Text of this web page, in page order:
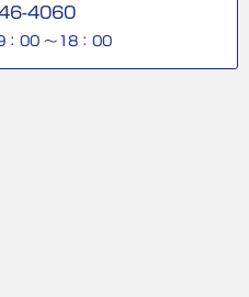
4060
：00 ～18：00